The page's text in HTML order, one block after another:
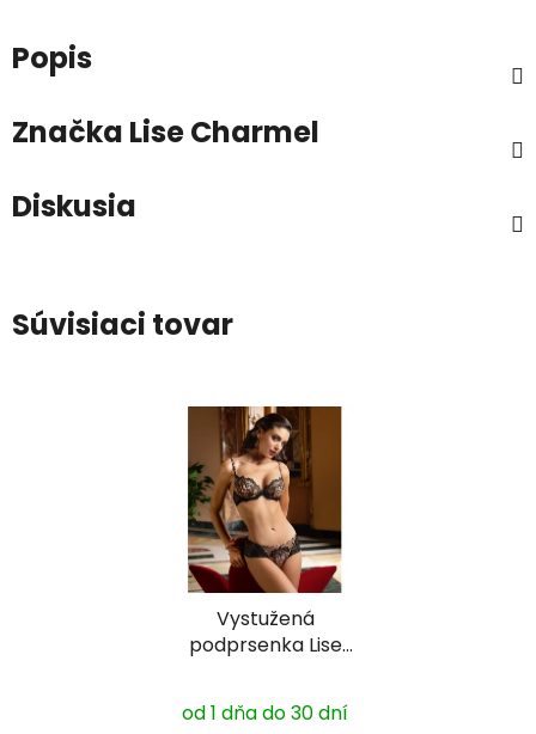
Popis
Značka Lise Charmel
Diskusia
Súvisiaci tovar
Vystužená
podprsenka Lise
od 1 dňa do 30 dní